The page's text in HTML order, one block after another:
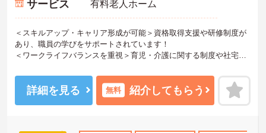
サービス 有料老人ホーム
＜スキルアップ・キャリア形成が可能＞資格取得支援や研修制度が
あり、職員の学びをサポートされています！
＜ワークライフバランスを重視＞育児・介護に関する制度や社宅制
＜寄り添ったケアの実施＞利用者さまに深く寄り添ったサービスの
提供を目指し、職員の専門性を高めるような人材育成にも注力され
詳細を見る 無料 紹介してもらう